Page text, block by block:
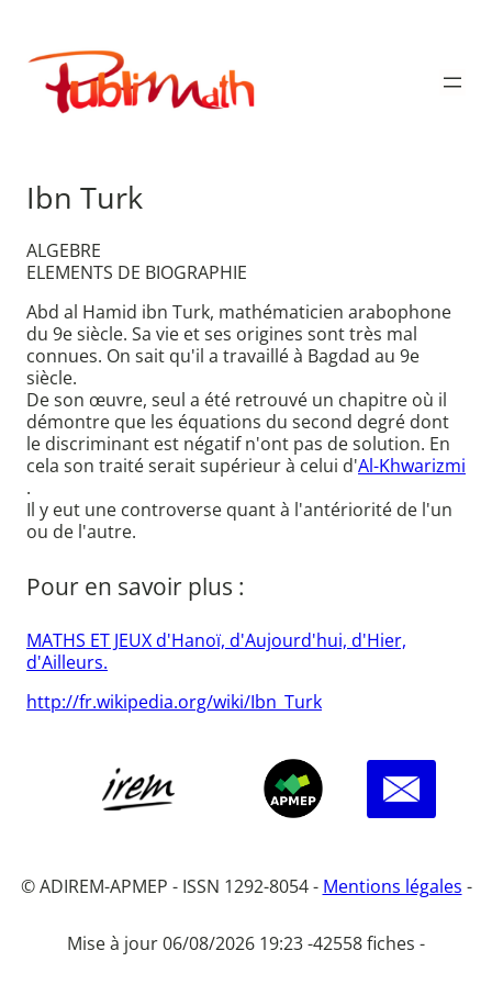
contenu
Publimath
Ibn Turk
ALGEBRE
ELEMENTS DE BIOGRAPHIE
Abd al Hamid ibn Turk, mathématicien arabophone
du 9e siècle. Sa vie et ses origines sont très mal
connues. On sait qu'il a travaillé à Bagdad au 9e
siècle.
De son œuvre, seul a été retrouvé un chapitre où il
démontre que les équations du second degré dont
le discriminant est négatif n'ont pas de solution. En
cela son traité serait supérieur à celui d'Al-Khwarizmi
.
Il y eut une controverse quant à l'antériorité de l'un
ou de l'autre.
Pour en savoir plus :
MATHS ET JEUX d'Hanoï, d'Aujourd'hui, d'Hier,
d'Ailleurs.
http://fr.wikipedia.org/wiki/Ibn_Turk
© ADIREM-APMEP - ISSN 1292-8054 - Mentions légales -
Mise à jour 06/08/2026 19:23 -42558 fiches -